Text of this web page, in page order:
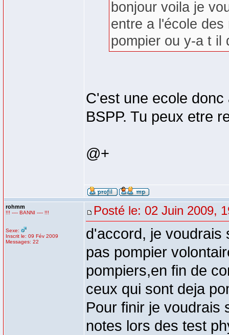
bonjour voila je
entre a l'école
pompier ou y-a t il
C'est une ecole
BSPP. Tu peux etre
@+
rohmm
!!! ---- BANNI ---- !!!
Sexe:
Inscrit le: 09 Fév 2009
Messages: 22
Posté le: 02 Juin 2009,
d'accord, je voudrais
pas pompier
pompiers,en fin de
ceux qui sont deja
Pour finir je voudrais
notes lors des test